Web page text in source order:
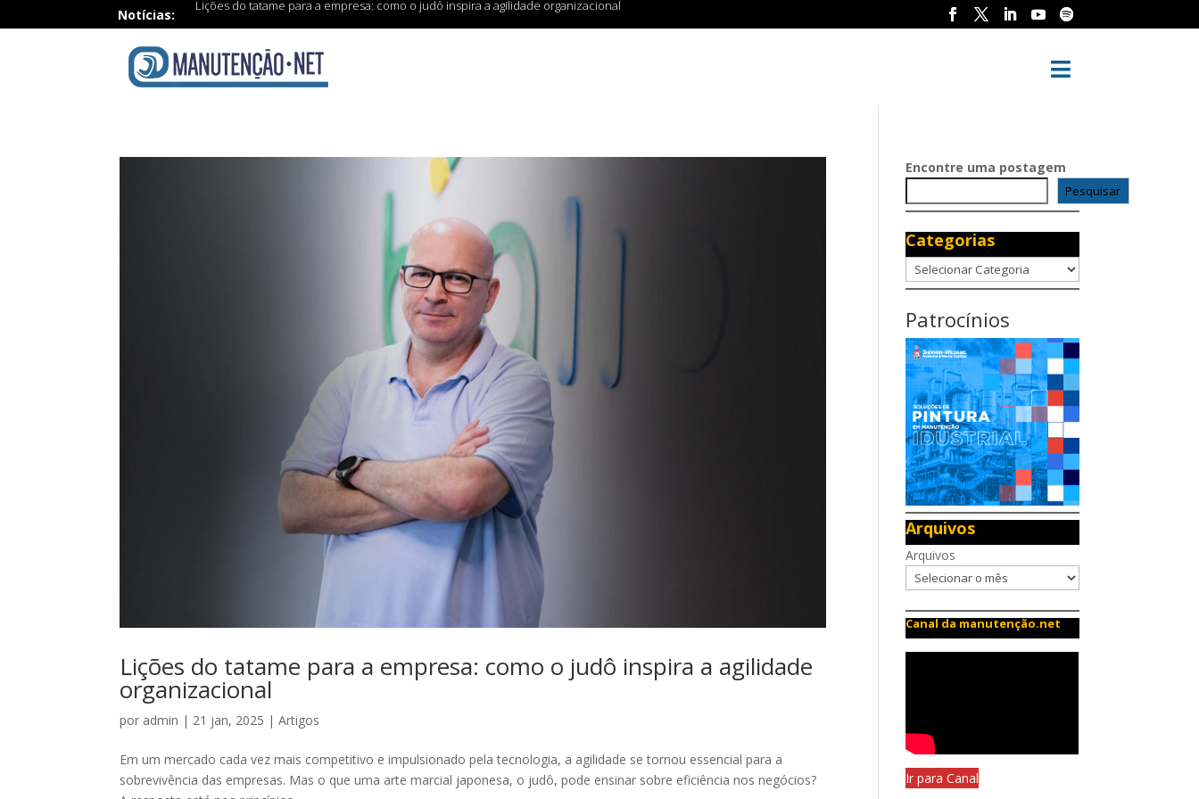
Notícias:
Lições do tatame para a empresa: como o judô inspira a agilidade organizacional

Lições do tatame para a empresa: como o judô inspira a agilidade
organizacional
por admin | 21 jan, 2025 |Artigos
Em um mercado cada vez mais competitivo e impulsionado pela tecnologia, a agilidade se tornou essencial para a
sobrevivência das empresas. Mas o que uma arte marcial japonesa, o judô, pode ensinar sobre eficiência nos negócios?
Encontre uma postagem
Pesquisar
Categorias
Categorias
Patrocínios
Arquivos
Arquivos
Canal da manutenção.net
Ir para Canal